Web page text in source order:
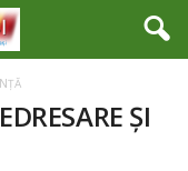
ȘI